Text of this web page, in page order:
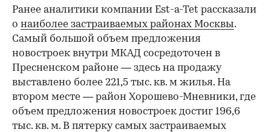
Ранее аналитики компании Est-a-Tet рассказали
о наиболее застраиваемых районах Москвы.
Самый большой объем предложения
новостроек внутри МКАД сосредоточен в
Пресненском районе — здесь на продажу
выставлено более 221,5 тыс. кв. м жилья. На
втором месте — район Хорошево-Мневники, где
объем предложения новостроек достиг 196,6
тыс. кв. м. В пятерку самых застраиваемых